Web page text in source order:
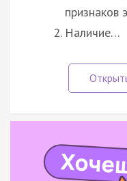
признаков
Наличие…